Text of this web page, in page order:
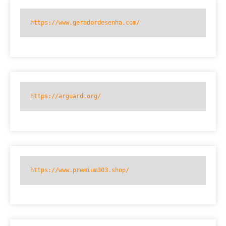
https://www.geradordesenha.com/
https://arguard.org/
https://www.premium303.shop/